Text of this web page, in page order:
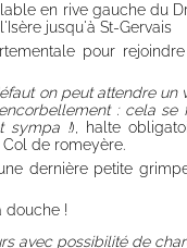
en rive gauche du
jusqu'à St-Gervais
pour
on peut attendre un
: cela se
sympa !), halte
de romeyère.
dernière petite
douche !
avec possibilité de